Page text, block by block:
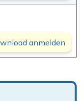
anmelden